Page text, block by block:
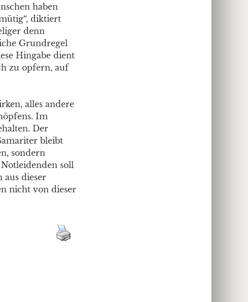
haben
diktiert
denn
Grundregel
Hingabe dient
zu opfern, auf
alles andere
Im
Der
bleibt
sondern
soll
aus dieser
nicht von dieser